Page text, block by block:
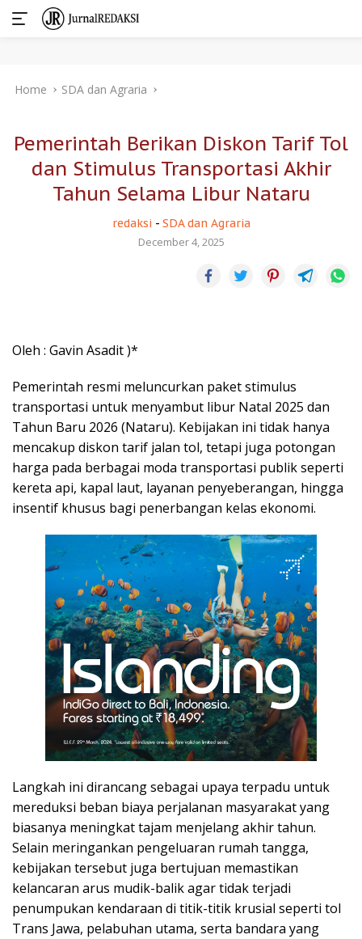
Home SDA dan Agraria
Pemerintah Berikan Diskon Tarif Tol
dan Stimulus Transportasi Akhir
Tahun Selama Libur Nataru
redaksi - SDA dan Agraria
December 4, 2025
Oleh : Gavin Asadit )*
Pemerintah resmi meluncurkan paket stimulus
transportasi untuk menyambut libur Natal 2025 dan
Tahun Baru 2026 (Nataru). Kebijakan ini tidak hanya
mencakup diskon tarif jalan tol, tetapi juga potongan
harga pada berbagai moda transportasi publik seperti
kereta api, kapal laut, layanan penyeberangan, hingga
insentif khusus bagi penerbangan kelas ekonomi.
Langkah ini dirancang sebagai upaya terpadu untuk
mereduksi beban biaya perjalanan masyarakat yang
biasanya meningkat tajam menjelang akhir tahun.
Selain meringankan pengeluaran rumah tangga,
kebijakan tersebut juga bertujuan memastikan
kelancaran arus mudik-balik agar tidak terjadi
penumpukan kendaraan di titik-titik krusial seperti tol
Trans Jawa, pelabuhan utama, serta bandara yang